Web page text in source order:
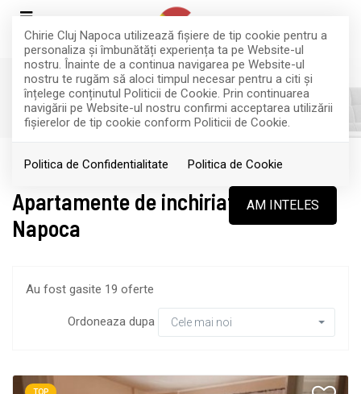
Chirie Cluj Napoca utilizează fişiere de tip cookie pentru a
personaliza și îmbunătăți experiența ta pe Website-ul
nostru. Înainte de a continua navigarea pe Website-ul
nostru te rugăm să aloci timpul necesar pentru a citi și
înțelege conținutul Politicii de Cookie. Prin continuarea
navigării pe Website-ul nostru confirmi acceptarea utilizării
fişierelor de tip cookie conform Politicii de Cookie.
Politica de Confidentialitate Politica de Cookie
AM INTELES
FILTREAZA
Apartamente de inchiriat in Cluj-
Napoca
Au fost gasite 19 oferte
Ordoneaza dupa Cele mai noi
TOP